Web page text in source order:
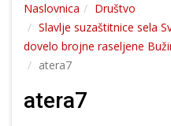
Naslovnica
Društvo
Slavlje suzaštitnice sela
dovelo brojne raseljene
atera7
atera7